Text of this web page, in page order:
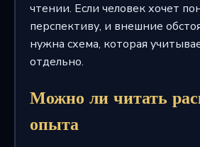
чтении. Если человек хочет
перспективу, и внешние
нужна схема, которая
отдельно.
Можно ли читать
опыта